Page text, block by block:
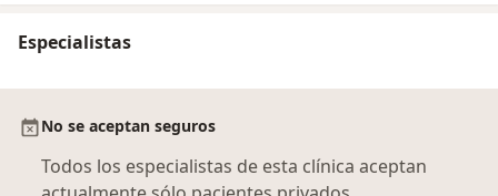
Especialistas
No se aceptan seguros
Todos los especialistas de esta clínica aceptan